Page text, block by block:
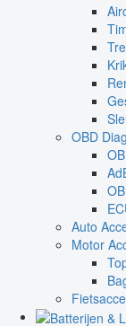
OBD
Auto
Motor